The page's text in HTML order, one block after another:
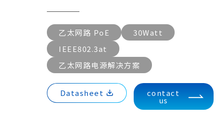
乙太网路 PoE
30Watt
IEEE802.3at
乙太网路电源解决方案
Datasheet contact
us